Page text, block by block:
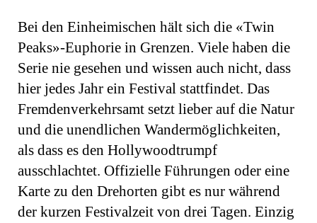
Bei den Einheimischen hält sich die «Twin
Peaks»-Euphorie in Grenzen. Viele haben die
Serie nie gesehen und wissen auch nicht, dass
hier jedes Jahr ein Festival stattfindet. Das
Fremdenverkehrsamt setzt lieber auf die Natur
und die unendlichen Wandermöglichkeiten,
als dass es den Hollywoodtrumpf
ausschlachtet. Offizielle Führungen oder eine
Karte zu den Drehorten gibt es nur während
der kurzen Festivalzeit von drei Tagen. Einzig